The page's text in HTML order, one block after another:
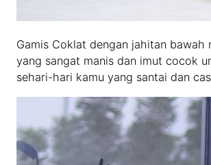
Gamis Coklat dengan jahitan bawah
yang sangat manis dan imut cocok
sehari-hari kamu yang santai dan